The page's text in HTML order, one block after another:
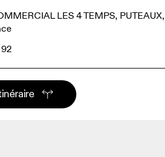
LES 4 TEMPS,